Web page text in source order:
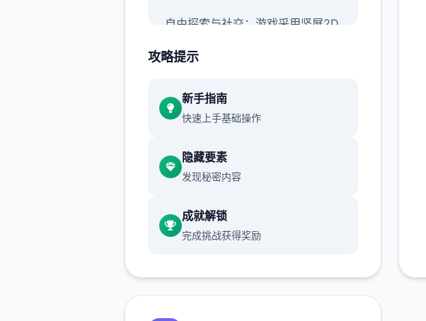
自由探索与社交：游戏采用竖屏2D
藏和丰富的世界地图。
无羁战斗与技能搭配：采用解放双
手的自走式战斗，支持百变技能搭
伙伴与幻兽：玩家可以邂逅各种伙
伴，与幻兽结伴同游，并肩挑战神
游戏背景：
攻略提示
新手指南
快速上手基础操作
隐藏要素
发现秘密内容
成就解锁
完成挑战获得奖励